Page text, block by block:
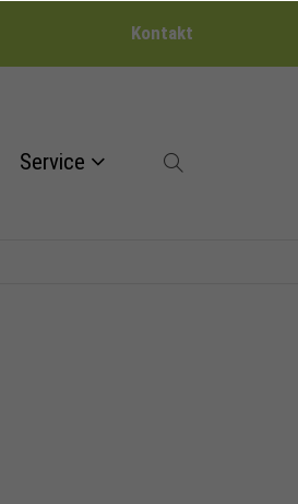
Kontakt
Service